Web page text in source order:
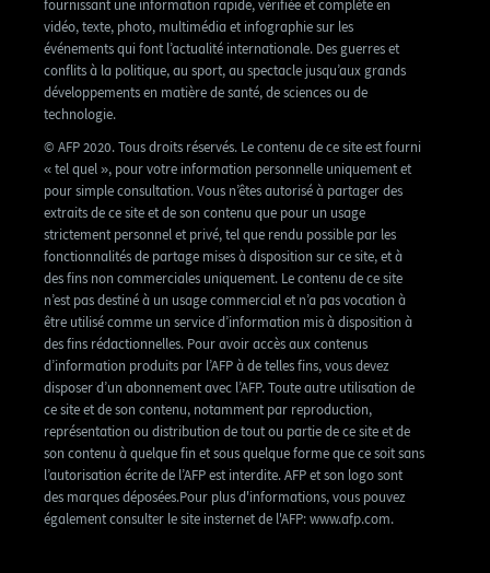
fournissant une information rapide, vérifiée et complète en
vidéo, texte, photo, multimédia et infographie sur les
événements qui font l’actualité internationale. Des guerres et
conflits à la politique, au sport, au spectacle jusqu’aux grands
développements en matière de santé, de sciences ou de
technologie.
© AFP 2020. Tous droits réservés. Le contenu de ce site est fourni
« tel quel », pour votre information personnelle uniquement et
pour simple consultation. Vous n’êtes autorisé à partager des
extraits de ce site et de son contenu que pour un usage
strictement personnel et privé, tel que rendu possible par les
fonctionnalités de partage mises à disposition sur ce site, et à
des fins non commerciales uniquement. Le contenu de ce site
n’est pas destiné à un usage commercial et n’a pas vocation à
être utilisé comme un service d’information mis à disposition à
des fins rédactionnelles. Pour avoir accès aux contenus
d’information produits par l’AFP à de telles fins, vous devez
disposer d’un abonnement avec l’AFP. Toute autre utilisation de
ce site et de son contenu, notamment par reproduction,
représentation ou distribution de tout ou partie de ce site et de
son contenu à quelque fin et sous quelque forme que ce soit sans
l’autorisation écrite de l’AFP est interdite. AFP et son logo sont
des marques déposées.Pour plus d'informations, vous pouvez
également consulter le site insternet de l'AFP: www.afp.com.